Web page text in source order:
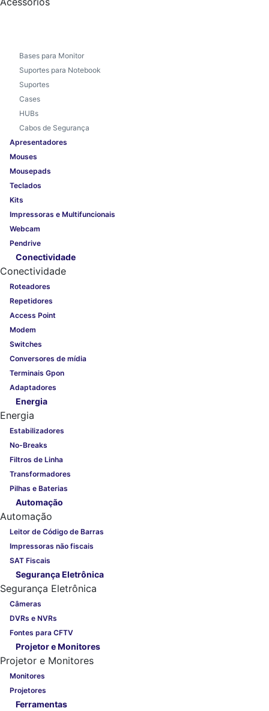
Bases para Monitor
Suportes para Notebook
Suportes
Cases
HUBs
Cabos de Segurança
Apresentadores
Mouses
Mousepads
Teclados
Kits
Impressoras e Multifuncionais
Webcam
Pendrive
Conectividade
Conectividade
Roteadores
Repetidores
Access Point
Modem
Switches
Conversores de mídia
Terminais Gpon
Adaptadores
Energia
Energia
Estabilizadores
No-Breaks
Filtros de Linha
Transformadores
Pilhas e Baterias
Automação
Automação
Leitor de Código de Barras
Impressoras não fiscais
SAT Fiscais
Segurança Eletrônica
Segurança Eletrônica
Câmeras
DVRs e NVRs
Fontes para CFTV
Projetor e Monitores
Projetor e Monitores
Monitores
Projetores
Ferramentas